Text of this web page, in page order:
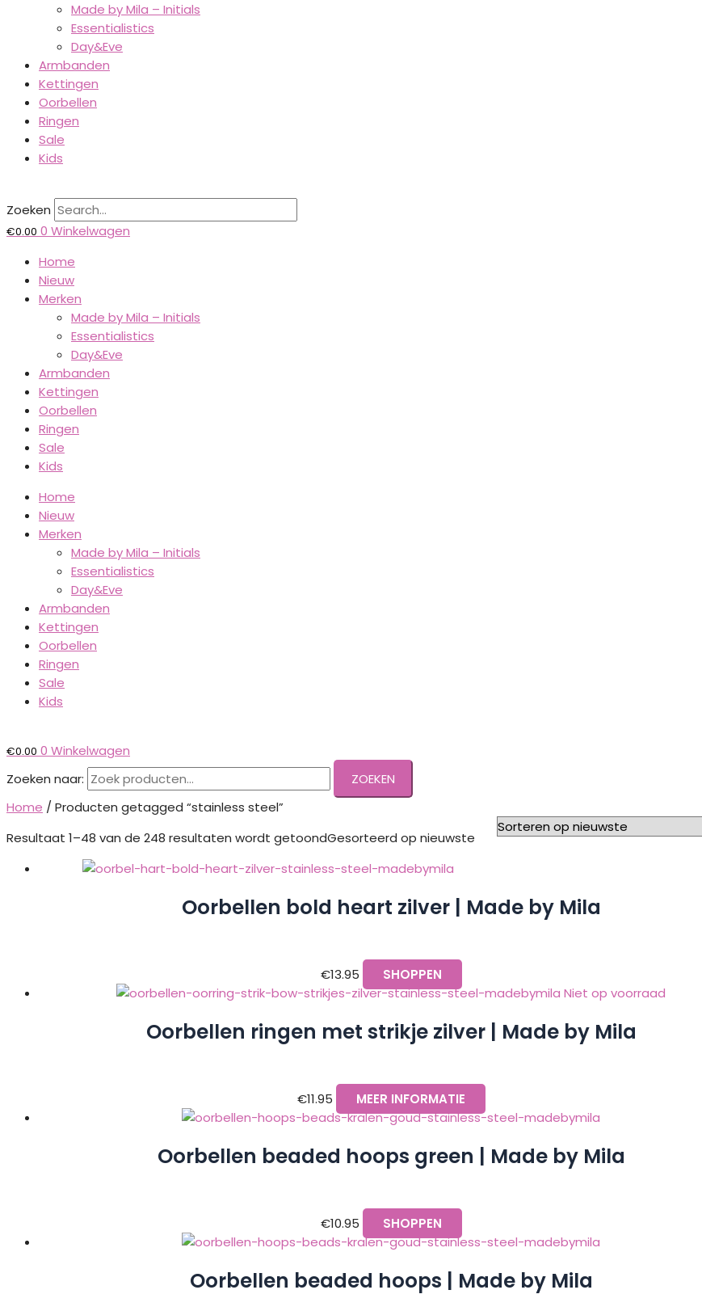
Made by Mila – Initials
Essentialistics
Day&Eve
Armbanden
Kettingen
Oorbellen
Ringen
Sale
Kids
Zoeken
€0.00 0 Winkelwagen
Home
Nieuw
Merken
Made by Mila – Initials
Essentialistics
Day&Eve
Armbanden
Kettingen
Oorbellen
Ringen
Sale
Kids
Home
Nieuw
Merken
Made by Mila – Initials
Essentialistics
Day&Eve
Armbanden
Kettingen
Oorbellen
Ringen
Sale
Kids
€0.00 0 Winkelwagen
Zoeken naar:
ZOEKEN
Home / Producten getagged “stainless steel”
Resultaat 1–48 van de 248 resultaten wordt getoondGesorteerd op nieuwste
Oorbellen bold heart zilver | Made by Mila
€13.95
SHOPPEN
Niet op voorraad
Oorbellen ringen met strikje zilver | Made by Mila
€11.95 MEER INFORMATIE
Oorbellen beaded hoops green | Made by Mila
€10.95 SHOPPEN
Oorbellen beaded hoops | Made by Mila